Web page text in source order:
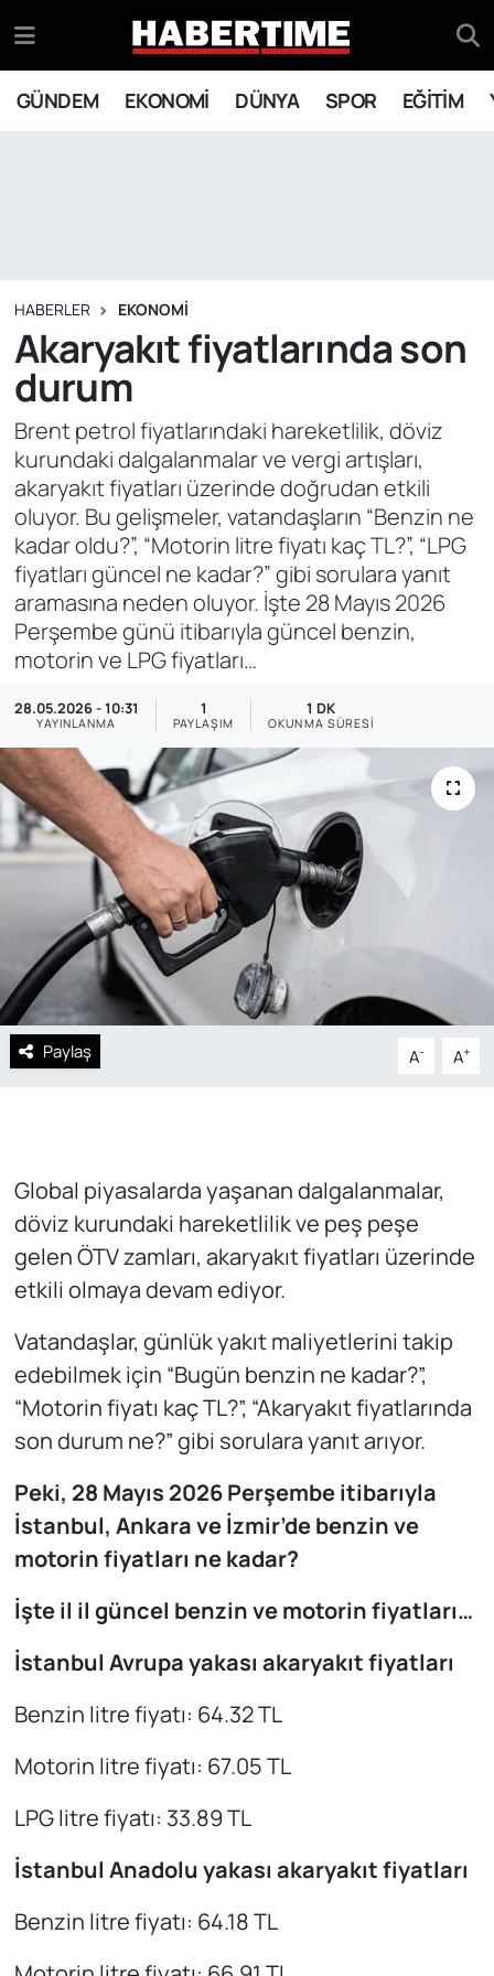
GÜNDEM EKONOMİ DÜNYA SPOR EĞİTİM
HABERLER EKONOMİ
Akaryakıt fiyatlarında son
durum
Brent petrol fiyatlarındaki hareketlilik, döviz
kurundaki dalgalanmalar ve vergi artışları,
akaryakıt fiyatları üzerinde doğrudan etkili
oluyor. Bu gelişmeler, vatandaşların “Benzin ne
kadar oldu?”, “Motorin litre fiyatı kaç TL?”, “LPG
fiyatları güncel ne kadar?” gibi sorulara yanıt
aramasına neden oluyor. İşte 28 Mayıs 2026
Perşembe günü itibarıyla güncel benzin,
motorin ve LPG fiyatları…
28.05.2026 - 10:31
YAYINLANMA
1
PAYLAŞIM
1 DK
OKUNMA SÜRESI
Paylaş A- A+
Global piyasalarda yaşanan dalgalanmalar,
döviz kurundaki hareketlilik ve peş peşe
gelen ÖTV zamları, akaryakıt fiyatları üzerinde
etkili olmaya devam ediyor.
Vatandaşlar, günlük yakıt maliyetlerini takip
edebilmek için “Bugün benzin ne kadar?”,
“Motorin fiyatı kaç TL?”, “Akaryakıt fiyatlarında
son durum ne?” gibi sorulara yanıt arıyor.
Peki, 28 Mayıs 2026 Perşembe itibarıyla
İstanbul, Ankara ve İzmir’de benzin ve
motorin fiyatları ne kadar?
İşte il il güncel benzin ve motorin fiyatları…
İstanbul Avrupa yakası akaryakıt fiyatları
Benzin litre fiyatı: 64.32 TL
Motorin litre fiyatı: 67.05 TL
LPG litre fiyatı: 33.89 TL
İstanbul Anadolu yakası akaryakıt fiyatları
Benzin litre fiyatı: 64.18 TL
EKONOMİ
EĞİTİM
YAŞAM
SİYASET
ASAYİŞ
SAĞLIK
Eskişehir Nöbetçi Eczaneler
Eskişehir Hava Durumu
Süper Lig Puan Durumu ve Fikstür
Tüm Manşetler
Son Dakika Haberleri
Haber Arşivi